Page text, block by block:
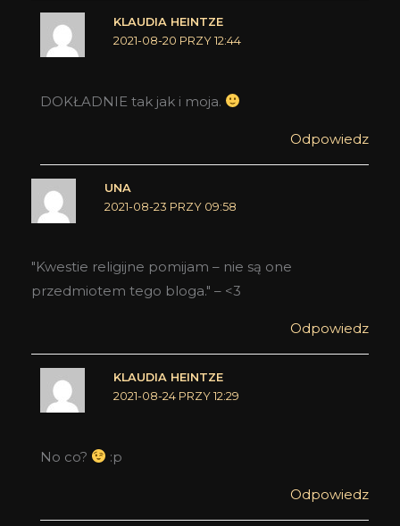
KLAUDIA HEINTZE
2021-08-20 PRZY 12:44
DOKŁADNIE tak jak i moja.
Odpowiedz
UNA
2021-08-23 PRZY 09:58
"Kwestie religijne pomijam – nie są one
przedmiotem tego bloga." – <3
Odpowiedz
KLAUDIA HEINTZE
2021-08-24 PRZY 12:29
No co? :p
Odpowiedz